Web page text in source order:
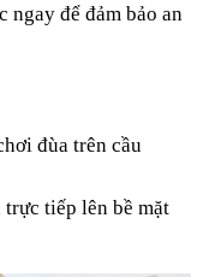
ngay để đảm bảo an
đùa trên cầu
trực tiếp lên bề mặt